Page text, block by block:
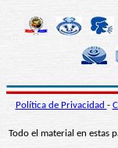
Política de Privacidad -
Todo el material en estas